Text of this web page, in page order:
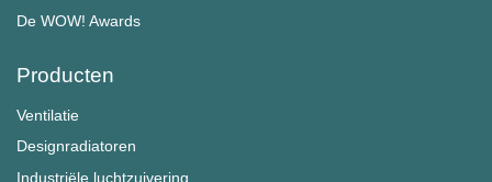
De WOW! Awards
Producten
Ventilatie
Designradiatoren
Industriële luchtzuivering